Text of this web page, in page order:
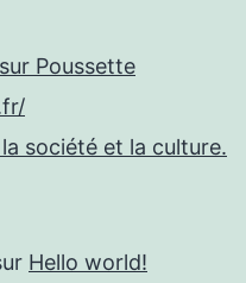
Poussette
société et la culture.
Hello world!